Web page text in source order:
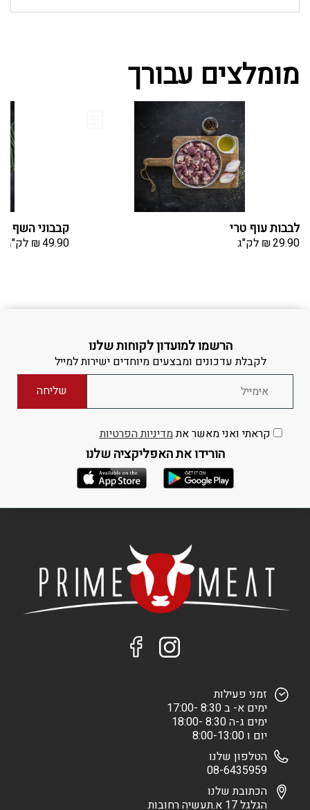
מומלצים עבורך
לבבות עוף טרי
₪29.90 לק"ג
קבבוני השף
₪49.90 לק"ג
הרשמו למועדון לקוחות שלנו
לקבלת עדכונים ומבצעים מיוחדים ישירות למייל
קראתי ואני מאשר אתמדיניות הפרטיות
הורידו את האפליקציה שלנו
זמני פעילות
ימים א- ב 8:30 -17:00
ימים ג-ה 8:30 -18:00
יום ו 8:00-13:00
הטלפון שלנו
08-6435959
הכתובת שלנו
הגלגל 17 א.תעשיה רחובות